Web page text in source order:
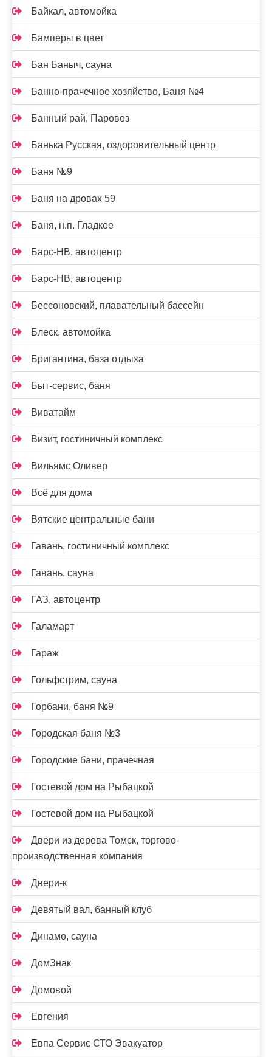
Байкал, автомойка
Бамперы в цвет
Бан Баныч, сауна
Банно-прачечное хозяйство, Баня №4
Банный рай, Паровоз
Банька Русская, оздоровительный центр
Баня №9
Баня на дровах 59
Баня, н.п. Гладкое
Барс-НВ, автоцентр
Барс-НВ, автоцентр
Бессоновский, плавательный бассейн
Блеск, автомойка
Бригантина, база отдыха
Быт-сервис, баня
Виватайм
Визит, гостиничный комплекс
Вильямс Оливер
Всё для дома
Вятские центральные бани
Гавань, гостиничный комплекс
Гавань, сауна
ГАЗ, автоцентр
Галамарт
Гараж
Гольфстрим, сауна
Горбани, баня №9
Городская баня №3
Городские бани, прачечная
Гостевой дом на Рыбацкой
Гостевой дом на Рыбацкой
Двери из дерева Томск, торгово-
производственная компания
Двери-к
Девятый вал, банный клуб
Динамо, сауна
ДомЗнак
Домовой
Евгения
Евпа Сервис СТО Эвакуатор